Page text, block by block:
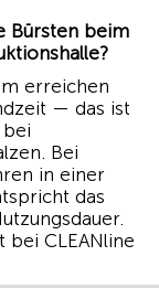
Bürsten beim
erreichen
— das ist
Bei
in einer
das
bei CLEANline